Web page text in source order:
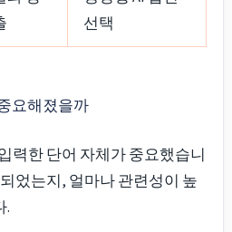
선택
요해졌을까
력한 단어 자체가 중요했습니
었는지, 얼마나 관련성이 높
.